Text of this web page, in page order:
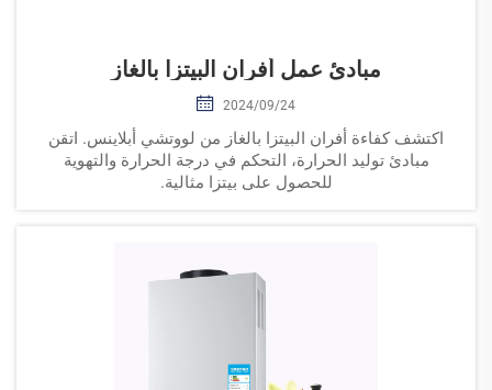
مبادئ عمل أفران البيتزا بالغاز
2024/09/24
اكتشف كفاءة أفران البيتزا بالغاز من لووتشي أبلاينس. اتقن
مبادئ توليد الحرارة، التحكم في درجة الحرارة والتهوية
للحصول على بيتزا مثالية.